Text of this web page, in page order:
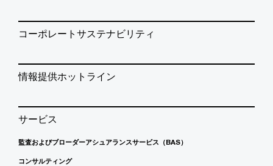
コーポレートサステナビリティ
情報提供ホットライン
サービス
監査およびブローダーアシュアランスサービス（BAS）
コンサルティング